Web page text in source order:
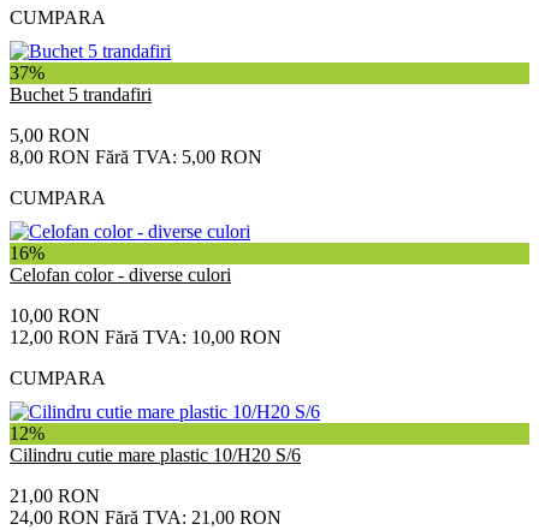
CUMPARA
37%
Buchet 5 trandafiri
5,00 RON
8,00 RON Fără TVA: 5,00 RON
CUMPARA
16%
Celofan color - diverse culori
10,00 RON
12,00 RON Fără TVA: 10,00 RON
CUMPARA
12%
Cilindru cutie mare plastic 10/H20 S/6
21,00 RON
24,00 RON Fără TVA: 21,00 RON